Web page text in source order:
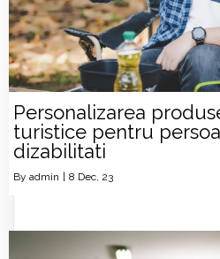
Personalizarea
turistice pentru
dizabilitati
By admin 8 Dec, 23